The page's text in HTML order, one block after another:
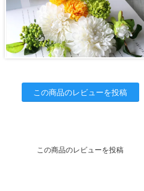
この商品のレビューを投稿
この商品のレビューを投稿